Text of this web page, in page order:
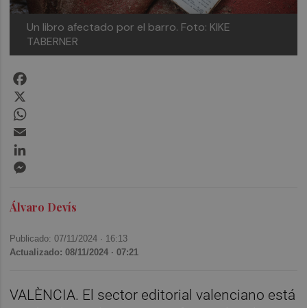
Un libro afectado por el barro. Foto: KIKE
TABERNER
Álvaro Devís
Publicado: 07/11/2024 · 16:13
Actualizado: 08/11/2024 · 07:21
VALÈNCIA. El sector editorial valenciano está